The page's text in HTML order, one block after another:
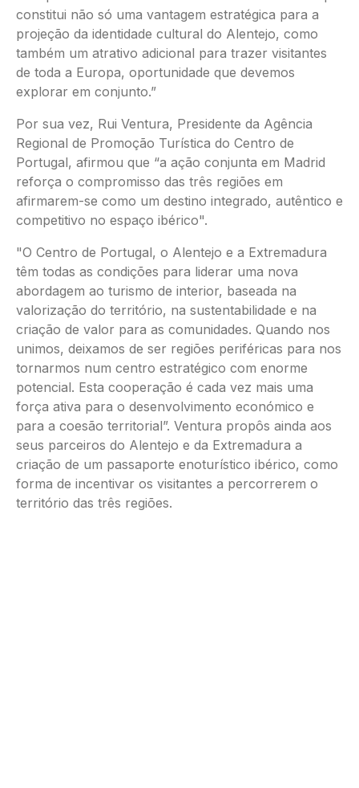
constitui não só uma vantagem estratégica para a
projeção da identidade cultural do Alentejo, como
também um atrativo adicional para trazer visitantes
de toda a Europa, oportunidade que devemos
explorar em conjunto.”
Por sua vez, Rui Ventura, Presidente da Agência
Regional de Promoção Turística do Centro de
Portugal, afirmou que “a ação conjunta em Madrid
reforça o compromisso das três regiões em
afirmarem-se como um destino integrado, autêntico e
competitivo no espaço ibérico".
"O Centro de Portugal, o Alentejo e a Extremadura
têm todas as condições para liderar uma nova
abordagem ao turismo de interior, baseada na
valorização do território, na sustentabilidade e na
criação de valor para as comunidades. Quando nos
unimos, deixamos de ser regiões periféricas para nos
tornarmos num centro estratégico com enorme
potencial. Esta cooperação é cada vez mais uma
força ativa para o desenvolvimento económico e
para a coesão territorial”. Ventura propôs ainda aos
seus parceiros do Alentejo e da Extremadura a
criação de um passaporte enoturístico ibérico, como
forma de incentivar os visitantes a percorrerem o
território das três regiões.